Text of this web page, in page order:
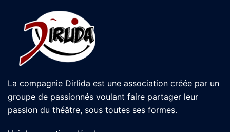
La compagnie Dirlida est une association créée par un
groupe de passionnés voulant faire partager leur
passion du théâtre, sous toutes ses formes.